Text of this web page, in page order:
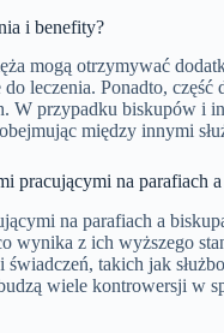
i benefity?
mogą otrzymywać
leczenia. Ponadto,
W przypadku biskupów
między innymi
pracującymi na parafiach
na parafiach a
wynika z ich wyższego
takich jak
wiele kontrowersji w